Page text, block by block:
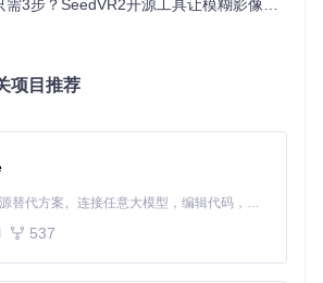
到精通的双路径修复方案
与安装
的NVIDIA显卡（RTX 3060以上更佳）、8
3.8+环境。然后，打开终端，执行以下
步？SeedVR2开源工具让模糊影像秒变4K高清
项目推荐
Claude Code 的开源替代方案。连接任意大模型，编辑代码，运行命令，自动验证 — 全自动执行。用 Rust 构建，极致性能。 ｜ An open-source alternative to Claude Code. Connect any LLM, edit code, run commands, and verify changes — autonomously. Built in Rust for speed. Get Started
537